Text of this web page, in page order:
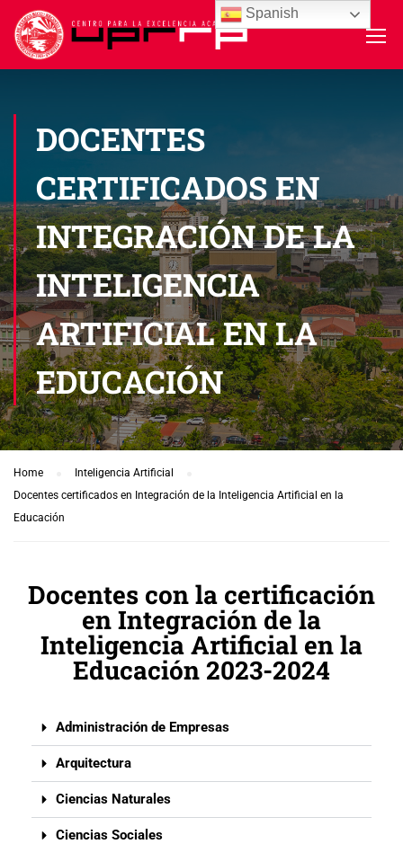
DOCENTES
CERTIFICADOS EN
INTEGRACIÓN DE LA
INTELIGENCIA
ARTIFICIAL EN LA
EDUCACIÓN
Home
Inteligencia Artificial
Docentes certificados en Integración de la Inteligencia Artificial en la
Educación
Docentes con la certificación
en Integración de la
Inteligencia Artificial en la
Educación 2023-2024
Administración de Empresas
Arquitectura
Ciencias Naturales
Ciencias Sociales
Spanish